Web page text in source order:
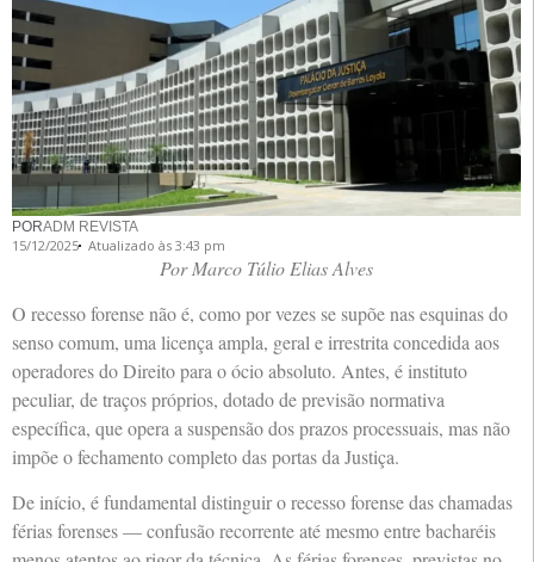
PORADM REVISTA
15/12/2025 Atualizado às 3:43 pm
Por Marco Túlio Elias Alves
O recesso forense não é, como por vezes se supõe nas esquinas do
senso comum, uma licença ampla, geral e irrestrita concedida aos
operadores do Direito para o ócio absoluto. Antes, é instituto
peculiar, de traços próprios, dotado de previsão normativa
específica, que opera a suspensão dos prazos processuais, mas não
impõe o fechamento completo das portas da Justiça.
De início, é fundamental distinguir o recesso forense das chamadas
férias forenses — confusão recorrente até mesmo entre bacharéis